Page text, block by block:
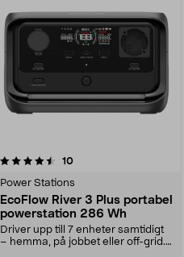
10recensioner
Power Stations
EcoFlow River 3 Plus portabel
powerstation 286 Wh
Driver upp till 7 enheter samtidigt
– hemma, på jobbet eller off-grid.
5.0 av 5 stjärnor